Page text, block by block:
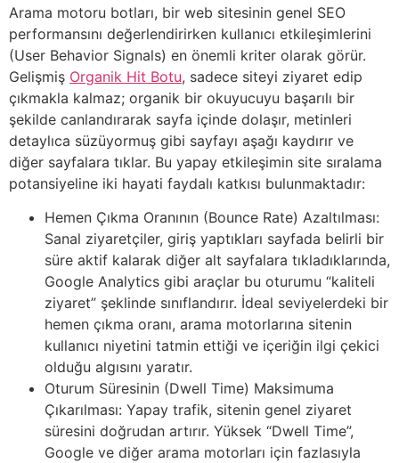
Arama motoru botları, bir web sitesinin genel SEO
performansını değerlendirirken kullanıcı etkileşimlerini
(User Behavior Signals) en önemli kriter olarak görür.
Gelişmiş Organik Hit Botu, sadece siteyi ziyaret edip
çıkmakla kalmaz; organik bir okuyucuyu başarılı bir
şekilde canlandırarak sayfa içinde dolaşır, metinleri
detaylıca süzüyormuş gibi sayfayı aşağı kaydırır ve
diğer sayfalara tıklar. Bu yapay etkileşimin site sıralama
potansiyeline iki hayati faydalı katkısı bulunmaktadır:
Hemen Çıkma Oranının (Bounce Rate) Azaltılması:
Sanal ziyaretçiler, giriş yaptıkları sayfada belirli bir
süre aktif kalarak diğer alt sayfalara tıkladıklarında,
Google Analytics gibi araçlar bu oturumu “kaliteli
ziyaret” şeklinde sınıflandırır. İdeal seviyelerdeki bir
hemen çıkma oranı, arama motorlarına sitenin
kullanıcı niyetini tatmin ettiği ve içeriğin ilgi çekici
olduğu algısını yaratır.
Oturum Süresinin (Dwell Time) Maksimuma
Çıkarılması: Yapay trafik, sitenin genel ziyaret
süresini doğrudan artırır. Yüksek “Dwell Time”,
Google ve diğer arama motorları için fazlasıyla